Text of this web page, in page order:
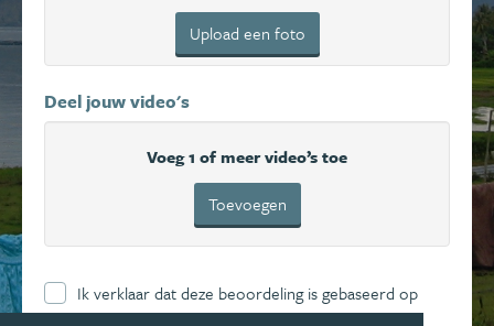
Upload een foto
Deel jouw video's
Voeg 1 of meer video’s toe
Toevoegen
Ik verklaar dat deze beoordeling is gebaseerd op
mijn eigen ervaring en ga hierbij akkoord met de